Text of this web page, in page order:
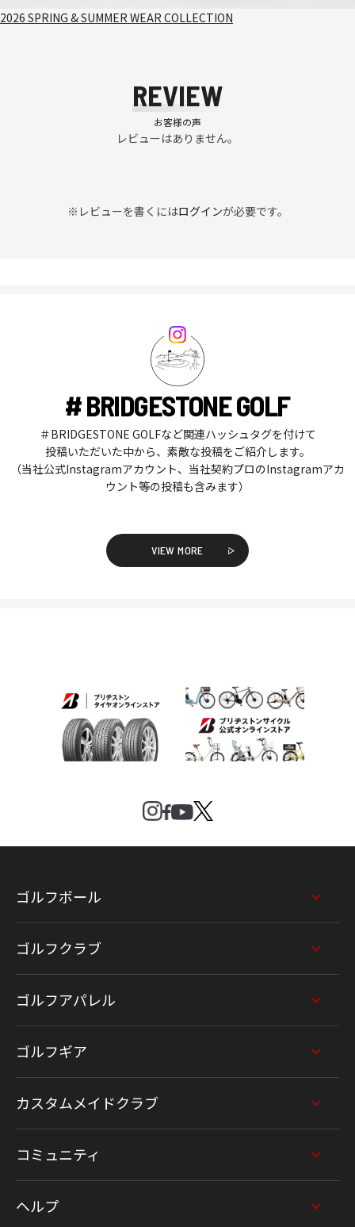
2026 SPRING & SUMMER WEAR COLLECTION
REVIEW
お客様の声
レビューはありません。
※レビューを書くにはログインが必要です。
# BRIDGESTONE GOLF
＃BRIDGESTONE GOLFなど関連ハッシュタグを付けて
投稿いただいた中から、素敵な投稿をご紹介します。
（当社公式Instagramアカウント、当社契約プロのInstagramアカ
ウント等の投稿も含みます）
VIEW MORE
ゴルフボール
ゴルフクラブ
ゴルフアパレル
ゴルフギア
カスタムメイドクラブ
コミュニティ
ヘルプ